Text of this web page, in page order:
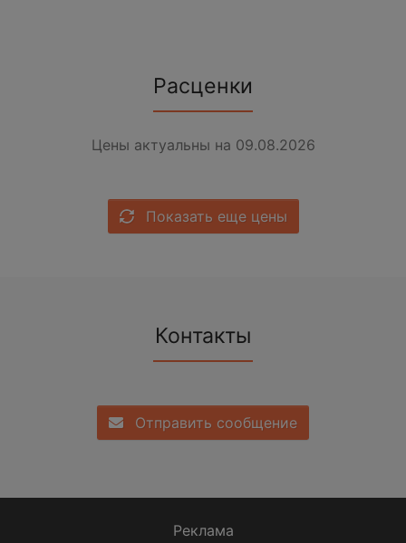
Расценки
Цены актуальны на 09.08.2026
Показать еще цены
Контакты
Отправить сообщение
Реклама